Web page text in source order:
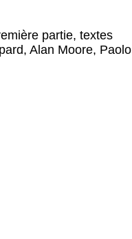
partie, textes
Alan Moore, Paolo